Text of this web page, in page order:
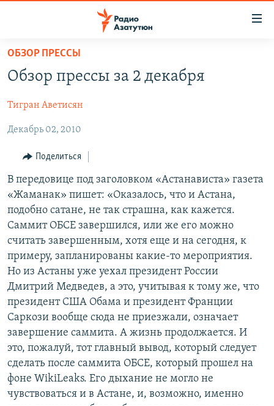
Перейти
основному
Перейти
навигации
поиску
ГЛАВНАЯ
НОВОСТИ
ПОЛИТИКА
ОБЩЕСТВО
ЭКОНОМИКА
РЕГИОН
НАГОРНЫЙ КАРАБАХ
КУЛЬТУРА
СПОРТ
АРХИВ
Հայերեն
English
Русский
Все сайты Радио Азатутюн
ОБЗОР ПРЕССЫ
Обзор прессы за 2 декабря
Тигран Аветисян
Декабрь 02, 2010
Поделиться
В передовице под заголовком «Астанависта» газета
«Жаманак» пишет: «Оказалось, что и Астана,
подобно сатане, не так страшна, как кажется.
Саммит ОБСЕ завершился, или же его можно
считать завершенным, хотя еще и на сегодня, к
примеру, запланированы какие-то мероприятия.
Но из Астаны уже уехал президент России
Дмитрий Медведев, а это, учитывая к тому же, что
президент США Обама и президент Франции
Саркози вообще сюда не приезжали, означает
завершение саммита. А жизнь продолжается. И
это, пожалуй, тот главный вывод, который следует
сделать после саммита ОБСЕ, который прошел на
фоне WikiLeaks. Его дыхание не могло не
чувствоваться и в Астане, и, возможно, именно